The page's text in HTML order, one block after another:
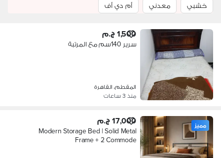
خشبي
معدني أم دي أف
1,500 ج.م
سرير 140سم مع المرتبة
المقطم، القاهرة
منذ 3 ساعات
مميز 17,000 ج.م
Modern Storage Bed | Solid Metal
Frame + 2 Commode